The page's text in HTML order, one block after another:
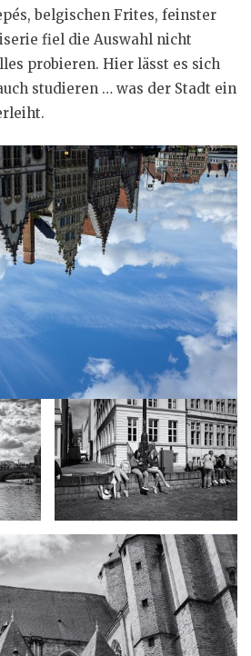
belgischen Frites, feinster
fiel die Auswahl nicht
probieren. Hier lässt es sich
studieren … was der Stadt ein